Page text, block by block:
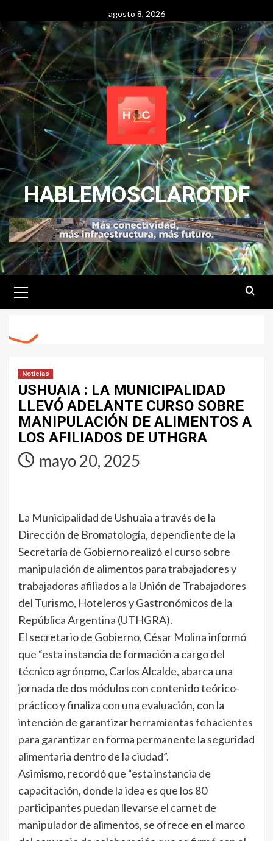
content
agosto 8, 2026
HABLEMOSCLAROTDF
Menu
Noticias
USHUAIA : LA MUNICIPALIDAD
LLEVÓ ADELANTE CURSO SOBRE
MANIPULACIÓN DE ALIMENTOS A
LOS AFILIADOS DE UTHGRA
mayo 20, 2025
La Municipalidad de Ushuaia a través de la
Dirección de Bromatología, dependiente de la
Secretaría de Gobierno realizó el curso sobre
manipulación de alimentos para trabajadores y
trabajadoras afiliados a la Unión de Trabajadores
del Turismo, Hoteleros y Gastronómicos de la
República Argentina (UTHGRA).
El secretario de Gobierno, César Molina informó
que “esta instancia de formación a cargo del
técnico agrónomo, Carlos Alcalde, abarca una
jornada de dos módulos con contenido teórico-
práctico y finaliza con una evaluación, con la
intención de garantizar herramientas fehacientes
para garantizar en forma permanente la seguridad
alimentaria dentro de la ciudad”.
Asimismo, recordó que “esta instancia de
capacitación, donde la idea es que los 80
participantes puedan llevarse el carnet de
manipulador de alimentos, se ofrece en el marco